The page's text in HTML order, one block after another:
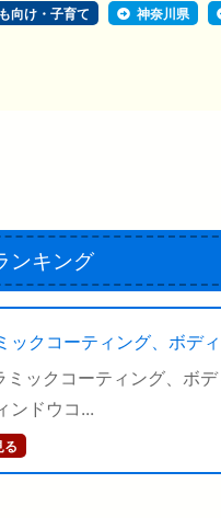
向け・子育て 神奈川県
ンキング
ックコーティング、ボデ
ックコーティング、ボ
ンドウコ...
る